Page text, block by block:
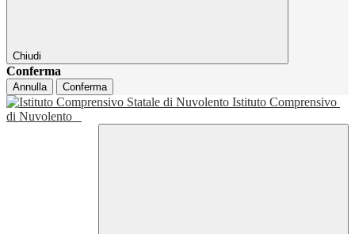
Chiudi
Conferma
Annulla Conferma
Istituto Comprensivo
di Nuvolento